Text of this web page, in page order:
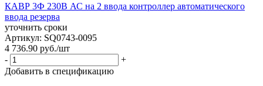
КАВР 3Ф 230В АС на 2 ввода контроллер автоматического
ввода резерва
уточнить сроки
Артикул: SQ0743-0095
4 736.90 руб./шт
-
+
Добавить в спецификацию